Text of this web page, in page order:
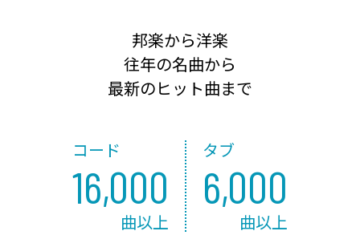
邦楽から洋楽
往年の名曲から
最新のヒット曲まで
コード
16,000
曲以上
タブ
6,000
曲以上